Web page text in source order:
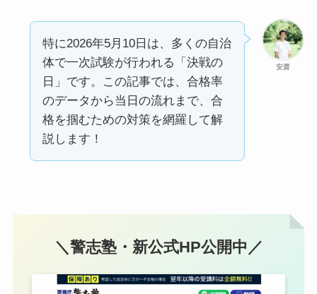
安齋
特に2026年5月10日は、多くの自治
体で一次試験が行われる「決戦の
日」です。この記事では、合格率
のデータから当日の流れまで、合
格を掴むための対策を網羅して解
説します！
＼警志塾・新公式HP公開中／